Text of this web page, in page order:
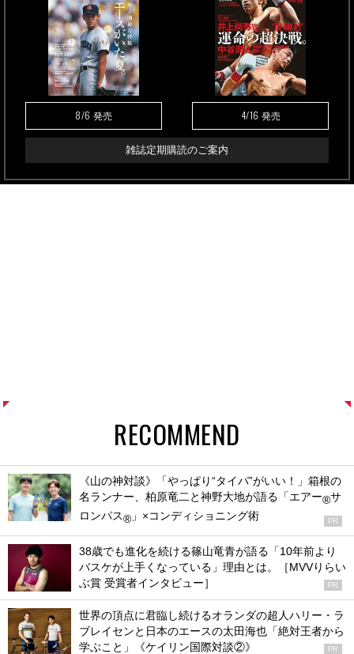
8/6 発売 4/16 発売
雑誌定期購読のご案内
RECOMMEND
《山の神対談》「やっぱり“タイパ”がいい！」箱根の
名ランナー、柏原竜二と神野大地が語る「エアー®サ
ロンパス® 」×コンディショニング術 PR
38歳でも進化を続ける篠山竜青が語る「10年前より
バスケが上手くなっている」理由とは。［MVVりらい
ぶ賞 受賞者インタビュー］
PR
世界の頂点に君臨し続けるオランダの超人ハリー・ラ
ブレイセンと日本のエースの太田海也「絶対王者から
学ぶこと」《ケイリン国際対談②》
PR